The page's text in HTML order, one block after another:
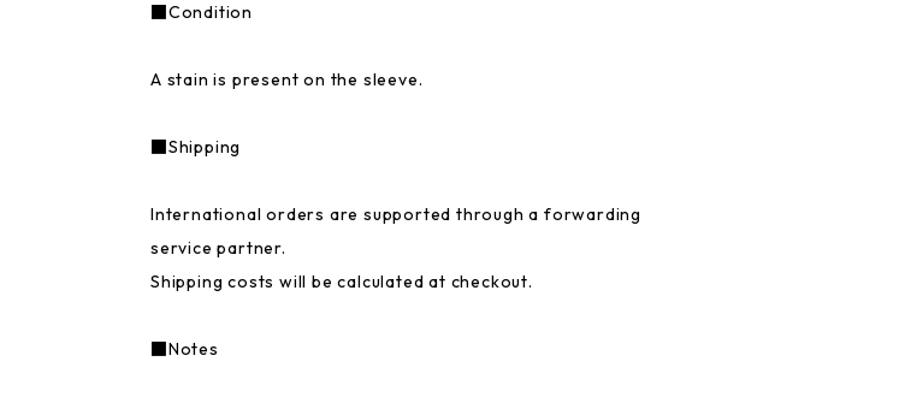
■Condition
A stain is present on the sleeve.
■Shipping
International orders are supported through a forwarding
service partner.
Shipping costs will be calculated at checkout.
■Notes